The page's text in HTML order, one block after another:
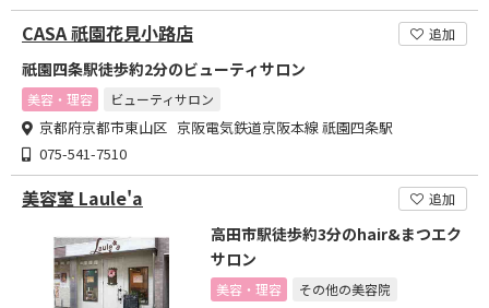
CASA 祇園花見小路店 追加
祇園四条駅徒歩約2分のビューティサロン
美容・理容 ビューティサロン
京都府京都市東山区 京阪電気鉄道京阪本線 祇園四条駅
075-541-7510
美容室 Laule'a 追加
高田市駅徒歩約3分のhair&まつエク
サロン
美容・理容 その他の美容院